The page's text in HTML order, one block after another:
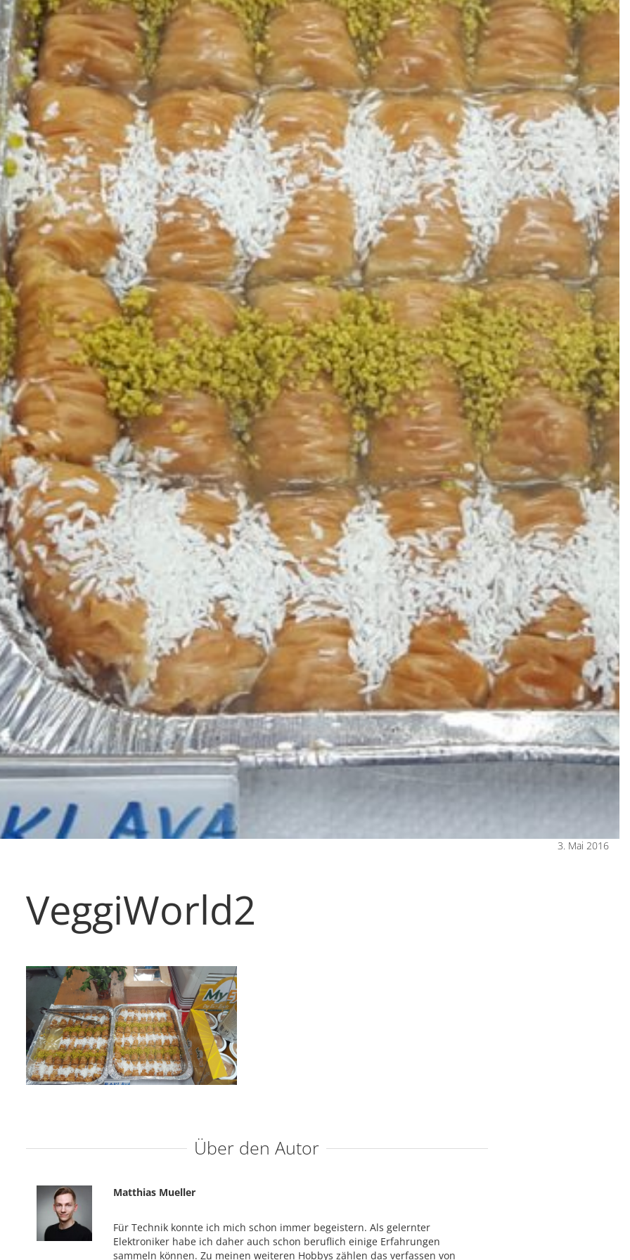
3. Mai 2016
VeggiWorld2
Über den Autor
Matthias Mueller
Für Technik konnte ich mich schon immer begeistern. Als gelernter
Elektroniker habe ich daher auch schon beruflich einige Erfahrungen
sammeln können. Zu meinen weiteren Hobbys zählen das verfassen von